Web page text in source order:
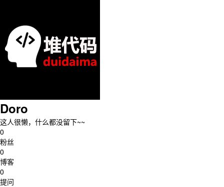
Doro
这人很懒，什么都没留下~~
0
粉丝
0
博客
0
提问